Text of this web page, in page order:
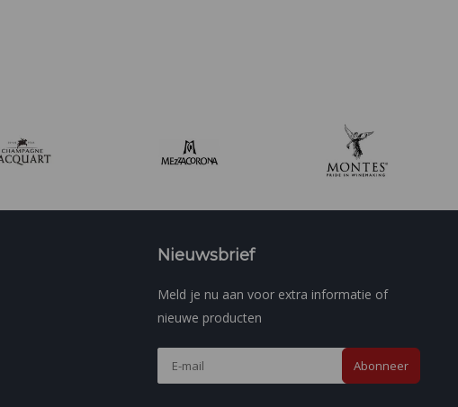
Nieuwsbrief
Meld je nu aan voor extra informatie of
nieuwe producten
Abonneer